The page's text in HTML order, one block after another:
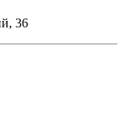
36